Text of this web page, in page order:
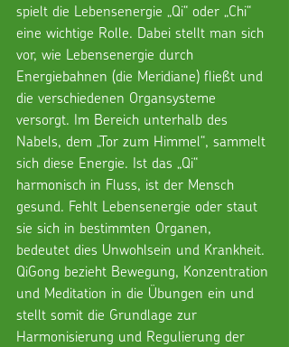
spielt die Lebensenergie „Qi“ oder „Chi“
eine wichtige Rolle. Dabei stellt man sich
vor, wie Lebensenergie durch
Energiebahnen (die Meridiane) fließt und
die verschiedenen Organsysteme
versorgt. Im Bereich unterhalb des
Nabels, dem „Tor zum Himmel“, sammelt
sich diese Energie. Ist das „Qi“
harmonisch in Fluss, ist der Mensch
gesund. Fehlt Lebensenergie oder staut
sie sich in bestimmten Organen,
bedeutet dies Unwohlsein und Krankheit.
QiGong bezieht Bewegung, Konzentration
und Meditation in die Übungen ein und
stellt somit die Grundlage zur
Harmonisierung und Regulierung der